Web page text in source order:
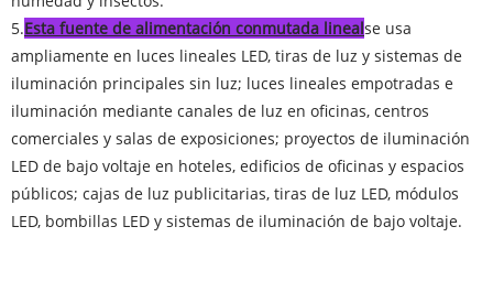
5.Esta fuente de alimentación conmutada linealse usa
ampliamente en luces lineales LED, tiras de luz y sistemas de
iluminación principales sin luz; luces lineales empotradas e
iluminación mediante canales de luz en oficinas, centros
comerciales y salas de exposiciones; proyectos de iluminación
LED de bajo voltaje en hoteles, edificios de oficinas y espacios
públicos; cajas de luz publicitarias, tiras de luz LED, módulos
LED, bombillas LED y sistemas de iluminación de bajo voltaje.